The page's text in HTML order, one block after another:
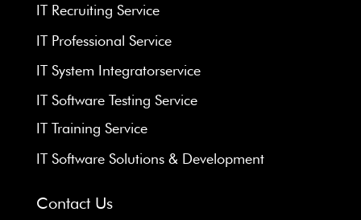
IT Recruiting Service
IT Professional Service
IT System Integratorservice
IT Software Testing Service
IT Training Service
IT Software Solutions & Development
Contact Us